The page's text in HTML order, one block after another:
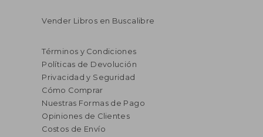
Vender Libros en Buscalibre
Términos y Condiciones
Políticas de Devolución
Privacidad y Seguridad
Cómo Comprar
Nuestras Formas de Pago
Opiniones de Clientes
Costos de Envío